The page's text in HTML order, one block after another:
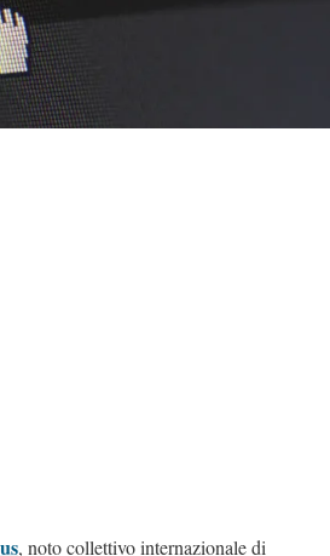
, noto collettivo internazionale di